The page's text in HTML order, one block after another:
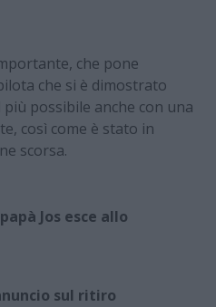
che pone
che si è dimostrato
più possibile anche con una
così come è stato in
scorsa.
Jos esce allo
sul ritiro